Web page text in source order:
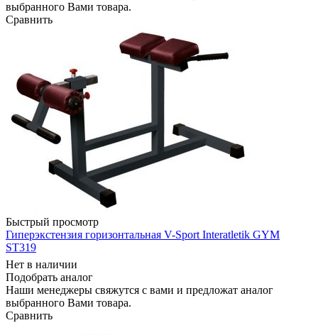
выбранного Вами товара.
Сравнить
Быстрый просмотр
Гиперэкстензия горизонтальная V-Sport Interatletik GYM
ST319
Нет в наличии
Подобрать аналог
Наши менеджеры свяжутся с вами и предложат аналог
выбранного Вами товара.
Сравнить